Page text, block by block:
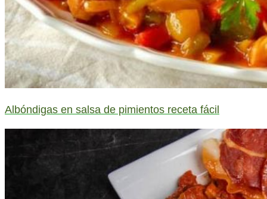
Albóndigas en salsa de pimientos receta fácil